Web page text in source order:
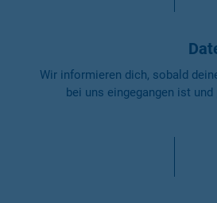
Wir informieren dich, sobald
bei uns eingegangen ist und